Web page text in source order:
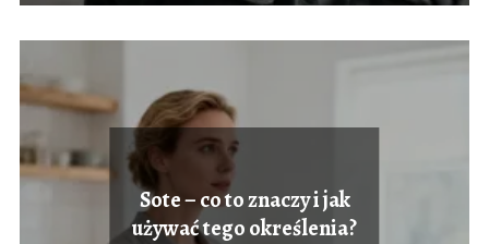
Sote – co to znaczy i jak
używać tego określenia?